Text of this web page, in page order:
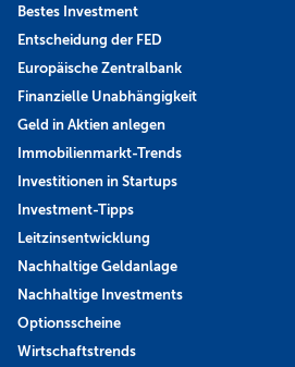
Bestes Investment
Entscheidung der FED
Europäische Zentralbank
Finanzielle Unabhängigkeit
Geld in Aktien anlegen
Immobilienmarkt-Trends
Investitionen in Startups
Investment-Tipps
Leitzinsentwicklung
Nachhaltige Geldanlage
Nachhaltige Investments
Optionsscheine
Wirtschaftstrends